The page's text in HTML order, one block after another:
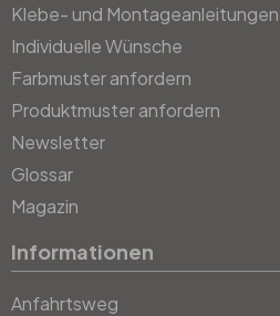
Klebe- und Montageanleitungen
Individuelle Wünsche
Farbmuster anfordern
Produktmuster anfordern
Newsletter
Glossar
Magazin
Informationen
Anfahrtsweg